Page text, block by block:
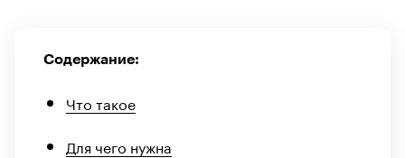
Содержание:
Что такое
Для чего нужна